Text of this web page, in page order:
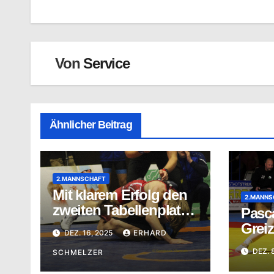
VonService
Ähnlicher Beitrag
2.MANNSCHAFT
Mit klarem Erfolg den
zweiten Tabellenplatz
gesichert
DEZ. 16, 2025 ERHARD
SCHMELZER DEZ.